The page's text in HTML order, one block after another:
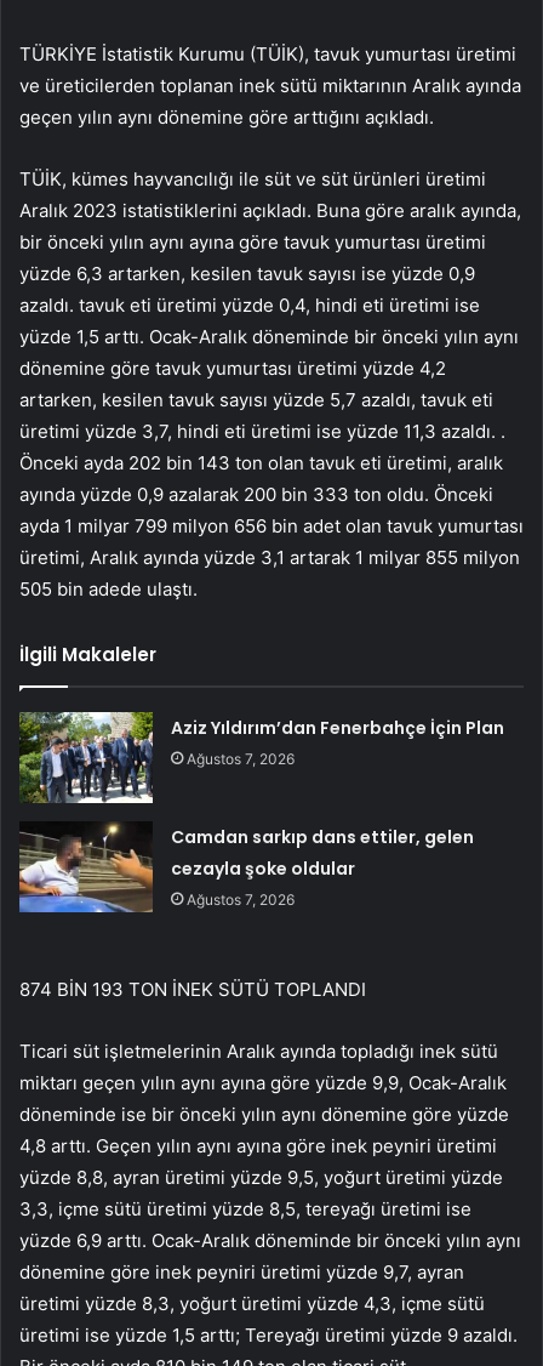
TÜRKİYE İstatistik Kurumu (TÜİK), tavuk yumurtası üretimi
ve üreticilerden toplanan inek sütü miktarının Aralık ayında
geçen yılın aynı dönemine göre arttığını açıkladı.
TÜİK, kümes hayvancılığı ile süt ve süt ürünleri üretimi
Aralık 2023 istatistiklerini açıkladı. Buna göre aralık ayında,
bir önceki yılın aynı ayına göre tavuk yumurtası üretimi
yüzde 6,3 artarken, kesilen tavuk sayısı ise yüzde 0,9
azaldı. tavuk eti üretimi yüzde 0,4, hindi eti üretimi ise
yüzde 1,5 arttı. Ocak-Aralık döneminde bir önceki yılın aynı
dönemine göre tavuk yumurtası üretimi yüzde 4,2
artarken, kesilen tavuk sayısı yüzde 5,7 azaldı, tavuk eti
üretimi yüzde 3,7, hindi eti üretimi ise yüzde 11,3 azaldı. .
Önceki ayda 202 bin 143 ton olan tavuk eti üretimi, aralık
ayında yüzde 0,9 azalarak 200 bin 333 ton oldu. Önceki
ayda 1 milyar 799 milyon 656 bin adet olan tavuk yumurtası
üretimi, Aralık ayında yüzde 3,1 artarak 1 milyar 855 milyon
505 bin adede ulaştı.
İlgili Makaleler
Aziz Yıldırım’dan Fenerbahçe İçin Plan
Ağustos 7, 2026
Camdan sarkıp dans ettiler, gelen
cezayla şoke oldular
Ağustos 7, 2026
874 BİN 193 TON İNEK SÜTÜ TOPLANDI
Ticari süt işletmelerinin Aralık ayında topladığı inek sütü
miktarı geçen yılın aynı ayına göre yüzde 9,9, Ocak-Aralık
döneminde ise bir önceki yılın aynı dönemine göre yüzde
4,8 arttı. Geçen yılın aynı ayına göre inek peyniri üretimi
yüzde 8,8, ayran üretimi yüzde 9,5, yoğurt üretimi yüzde
3,3, içme sütü üretimi yüzde 8,5, tereyağı üretimi ise
yüzde 6,9 ​​arttı. Ocak-Aralık döneminde bir önceki yılın aynı
dönemine göre inek peyniri üretimi yüzde 9,7, ayran
üretimi yüzde 8,3, yoğurt üretimi yüzde 4,3, içme sütü
üretimi ise yüzde 1,5 arttı; Tereyağı üretimi yüzde 9 azaldı.